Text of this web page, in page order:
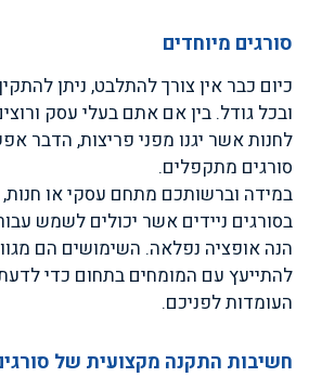
סורגים מיוחדים
כיום כבר אין צורך להתלבט, ניתן
ובכל גודל. בין אם אתם בעלי עסק
לחנות אשר יגנו מפני פריצות, הדבר
סורגים מתקפלים.
במידה וברשותכם מתחם עסקי או
בסורגים ניידים אשר יכולים לשמש
הנה אופציה נפלאה. השימושים הם
להתייעץ עם המומחים בתחום כדי
העומדות לפניכם.
חשיבות התקנה מקצועית של